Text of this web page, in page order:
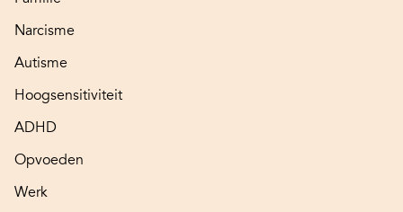
Narcisme
Autisme
Hoogsensitiviteit
ADHD
Opvoeden
Werk